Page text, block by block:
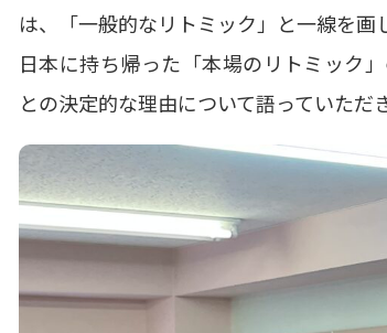
は、「一般的なリトミック」と一線を画
日本に持ち帰った「本場のリトミック
との決定的な理由について語っていただ